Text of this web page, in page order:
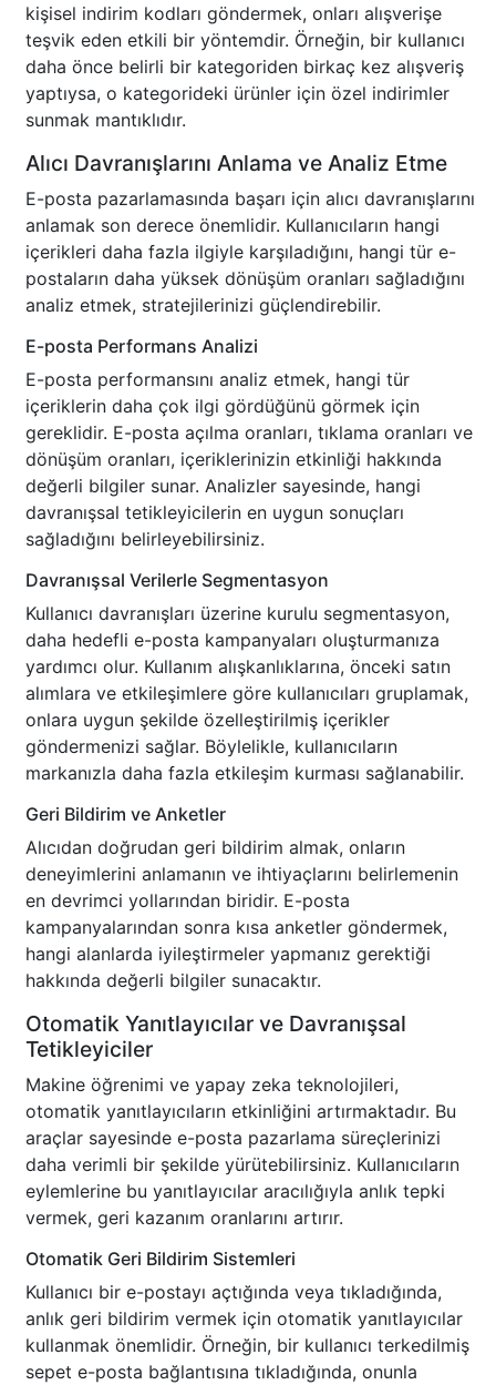
kişisel indirim kodları göndermek, onları alışverişe
teşvik eden etkili bir yöntemdir. Örneğin, bir kullanıcı
daha önce belirli bir kategoriden birkaç kez alışveriş
yaptıysa, o kategorideki ürünler için özel indirimler
sunmak mantıklıdır.
Alıcı Davranışlarını Anlama ve Analiz Etme
E-posta pazarlamasında başarı için alıcı davranışlarını
anlamak son derece önemlidir. Kullanıcıların hangi
içerikleri daha fazla ilgiyle karşıladığını, hangi tür e-
postaların daha yüksek dönüşüm oranları sağladığını
analiz etmek, stratejilerinizi güçlendirebilir.
E-posta Performans Analizi
E-posta performansını analiz etmek, hangi tür
içeriklerin daha çok ilgi gördüğünü görmek için
gereklidir. E-posta açılma oranları, tıklama oranları ve
dönüşüm oranları, içeriklerinizin etkinliği hakkında
değerli bilgiler sunar. Analizler sayesinde, hangi
davranışsal tetikleyicilerin en uygun sonuçları
sağladığını belirleyebilirsiniz.
Davranışsal Verilerle Segmentasyon
Kullanıcı davranışları üzerine kurulu segmentasyon,
daha hedefli e-posta kampanyaları oluşturmanıza
yardımcı olur. Kullanım alışkanlıklarına, önceki satın
alımlara ve etkileşimlere göre kullanıcıları gruplamak,
onlara uygun şekilde özelleştirilmiş içerikler
göndermenizi sağlar. Böylelikle, kullanıcıların
markanızla daha fazla etkileşim kurması sağlanabilir.
Geri Bildirim ve Anketler
Alıcıdan doğrudan geri bildirim almak, onların
deneyimlerini anlamanın ve ihtiyaçlarını belirlemenin
en devrimci yollarından biridir. E-posta
kampanyalarından sonra kısa anketler göndermek,
hangi alanlarda iyileştirmeler yapmanız gerektiği
hakkında değerli bilgiler sunacaktır.
Otomatik Yanıtlayıcılar ve Davranışsal
Tetikleyiciler
Makine öğrenimi ve yapay zeka teknolojileri,
otomatik yanıtlayıcıların etkinliğini artırmaktadır. Bu
araçlar sayesinde e-posta pazarlama süreçlerinizi
daha verimli bir şekilde yürütebilirsiniz. Kullanıcıların
eylemlerine bu yanıtlayıcılar aracılığıyla anlık tepki
vermek, geri kazanım oranlarını artırır.
Otomatik Geri Bildirim Sistemleri
Kullanıcı bir e-postayı açtığında veya tıkladığında,
anlık geri bildirim vermek için otomatik yanıtlayıcılar
kullanmak önemlidir. Örneğin, bir kullanıcı terkedilmiş
sepet e-posta bağlantısına tıkladığında, onunla